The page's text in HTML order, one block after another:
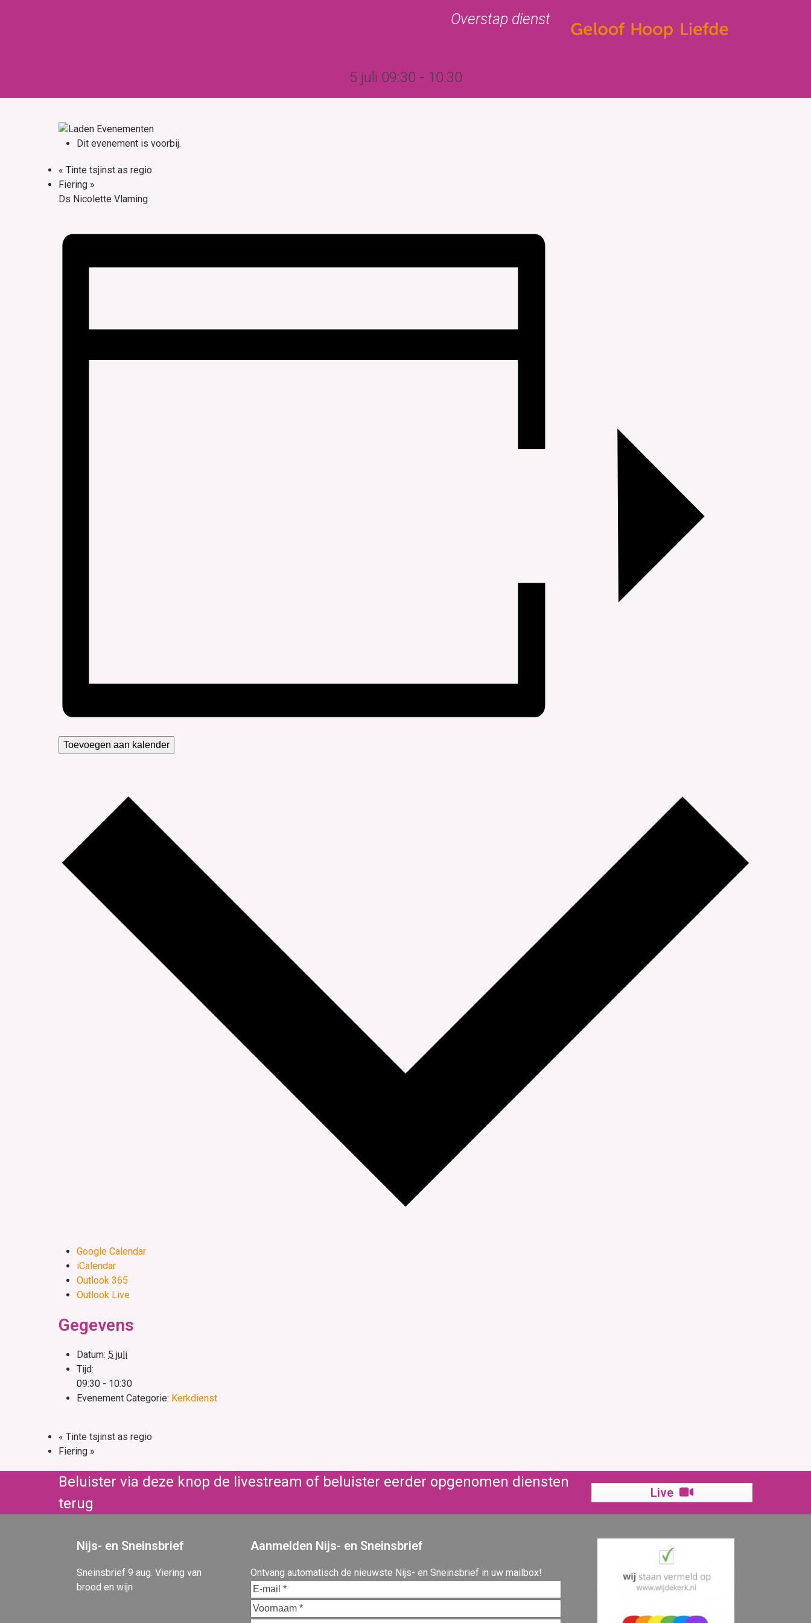
Overstap dienst
5 juli 09:30 - 10:30
Dit evenement is voorbij.
« Tinte tsjinst as regio
Fiering »
Ds Nicolette Vlaming
Toevoegen aan kalender
Google Calendar
iCalendar
Outlook 365
Outlook Live
Gegevens
Datum: 5 juli
Tijd:
09:30 - 10:30
Evenement Categorie: Kerkdienst
« Tinte tsjinst as regio
Fiering »
Beluister via deze knop de livestream of beluister eerder opgenomen diensten
terug
Live
Nijs- en Sneinsbrief
Sneinsbrief 9 aug. Viering van
brood en wijn
Aanmelden Nijs- en Sneinsbrief
Ontvang automatisch de nieuwste Nijs- en Sneinsbrief in uw mailbox!